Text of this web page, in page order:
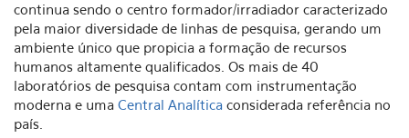
continua sendo o centro formador/irradiador caracterizado
pela maior diversidade de linhas de pesquisa, gerando um
ambiente único que propicia a formação de recursos
humanos altamente qualificados. Os mais de 40
laboratórios de pesquisa contam com instrumentação
moderna e uma Central Analítica considerada referência no
país.